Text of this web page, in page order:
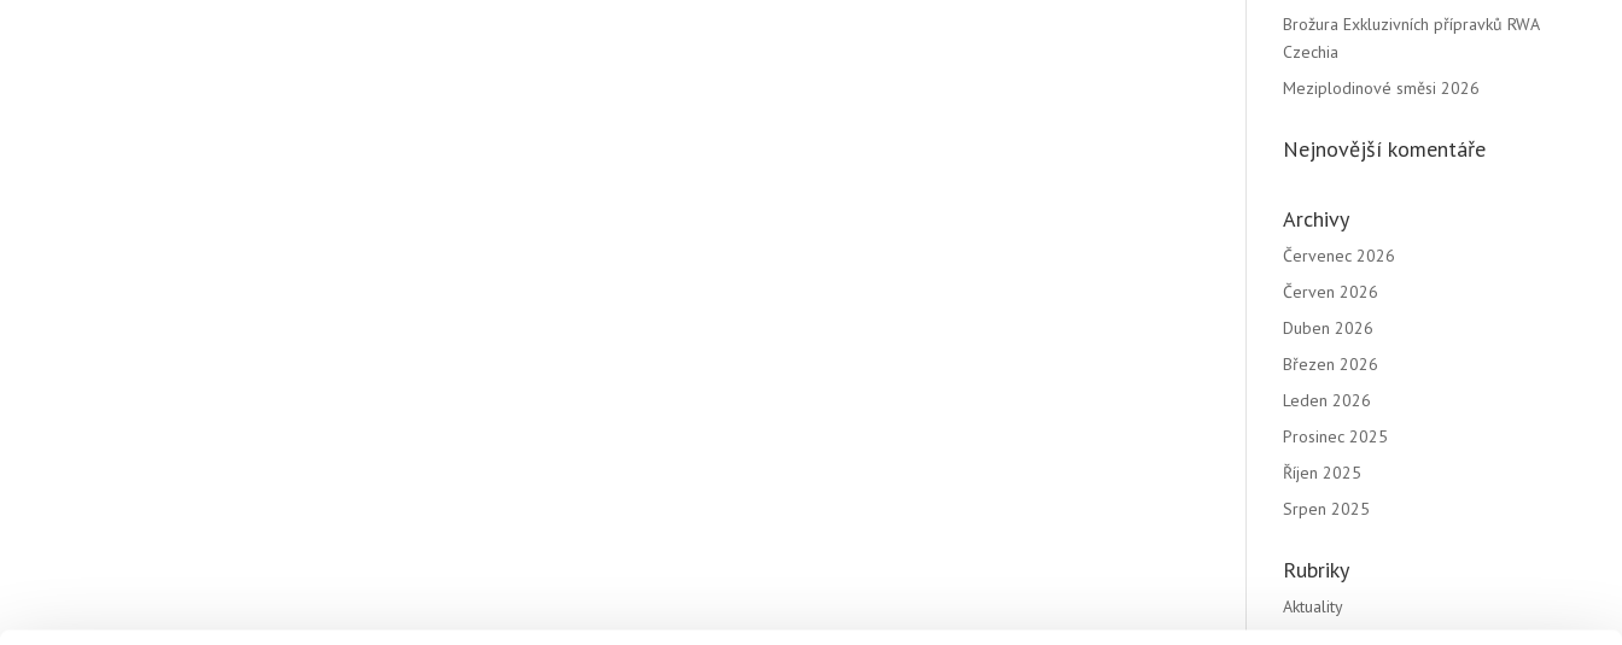
Brožura Exkluzivních přípravků RWA
Czechia
Meziplodinové směsi 2026
Nejnovější komentáře
Archivy
Červenec 2026
Červen 2026
Duben 2026
Březen 2026
Leden 2026
Prosinec 2025
Říjen 2025
Srpen 2025
Rubriky
Aktuality